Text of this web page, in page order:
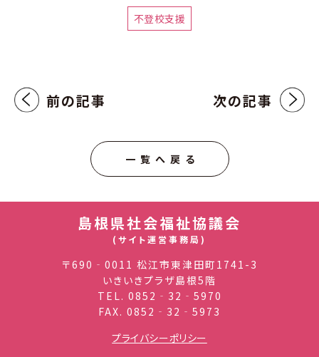
不登校支援
前の記事 次の記事
一覧へ戻る
島根県社会福祉協議会
(サイト運営事務局)
〒690‐0011 松江市東津田町1741-3
いきいきプラザ島根5階
TEL. 0852‐32‐5970
FAX. 0852‐32‐5973
プライバシーポリシー